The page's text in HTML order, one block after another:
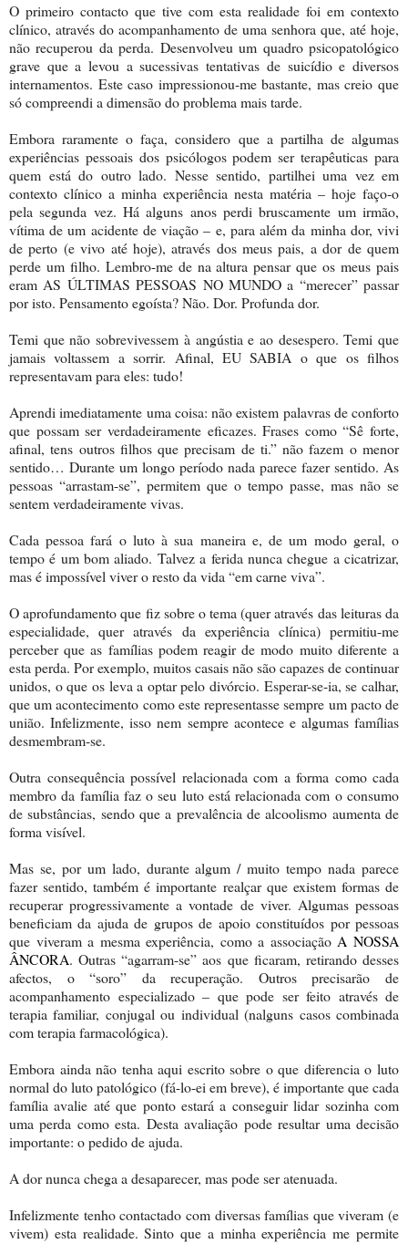
O primeiro contacto que tive com esta realidade foi em contexto
clínico, através do acompanhamento de uma senhora que, até hoje,
não recuperou da perda. Desenvolveu um quadro psicopatológico
grave que a levou a sucessivas tentativas de suicídio e diversos
internamentos. Este caso impressionou-me bastante, mas creio que
só compreendi a dimensão do problema mais tarde.
Embora raramente o faça, considero que a partilha de algumas
experiências pessoais dos psicólogos podem ser terapêuticas para
quem está do outro lado. Nesse sentido, partilhei uma vez em
contexto clínico a minha experiência nesta matéria – hoje faço-o
pela segunda vez. Há alguns anos perdi bruscamente um irmão,
vítima de um acidente de viação – e, para além da minha dor, vivi
de perto (e vivo até hoje), através dos meus pais, a dor de quem
perde um filho. Lembro-me de na altura pensar que os meus pais
eram AS ÚLTIMAS PESSOAS NO MUNDO a “merecer” passar
por isto. Pensamento egoísta? Não. Dor. Profunda dor.
Temi que não sobrevivessem à angústia e ao desespero. Temi que
jamais voltassem a sorrir. Afinal, EU SABIA o que os filhos
representavam para eles: tudo!
Aprendi imediatamente uma coisa: não existem palavras de conforto
que possam ser verdadeiramente eficazes. Frases como “Sê forte,
afinal, tens outros filhos que precisam de ti.” não fazem o menor
sentido… Durante um longo período nada parece fazer sentido. As
pessoas “arrastam-se”, permitem que o tempo passe, mas não se
sentem verdadeiramente vivas.
Cada pessoa fará o luto à sua maneira e, de um modo geral, o
tempo é um bom aliado. Talvez a ferida nunca chegue a cicatrizar,
mas é impossível viver o resto da vida “em carne viva”.
O aprofundamento que fiz sobre o tema (quer através das leituras da
especialidade, quer através da experiência clínica) permitiu-me
perceber que as famílias podem reagir de modo muito diferente a
esta perda. Por exemplo, muitos casais não são capazes de continuar
unidos, o que os leva a optar pelo divórcio. Esperar-se-ia, se calhar,
que um acontecimento como este representasse sempre um pacto de
união. Infelizmente, isso nem sempre acontece e algumas famílias
desmembram-se.
Outra consequência possível relacionada com a forma como cada
membro da família faz o seu luto está relacionada com o consumo
de substâncias, sendo que a prevalência de alcoolismo aumenta de
forma visível.
Mas se, por um lado, durante algum / muito tempo nada parece
fazer sentido, também é importante realçar que existem formas de
recuperar progressivamente a vontade de viver. Algumas pessoas
beneficiam da ajuda de grupos de apoio constituídos por pessoas
que viveram a mesma experiência, como a associação A NOSSA
ÂNCORA. Outras “agarram-se” aos que ficaram, retirando desses
afectos, o “soro” da recuperação. Outros precisarão de
acompanhamento especializado – que pode ser feito através de
terapia familiar, conjugal ou individual (nalguns casos combinada
com terapia farmacológica).
Embora ainda não tenha aqui escrito sobre o que diferencia o luto
normal do luto patológico (fá-lo-ei em breve), é importante que cada
família avalie até que ponto estará a conseguir lidar sozinha com
uma perda como esta. Desta avaliação pode resultar uma decisão
importante: o pedido de ajuda.
A dor nunca chega a desaparecer, mas pode ser atenuada.
Infelizmente tenho contactado com diversas famílias que viveram (e
vivem) esta realidade. Sinto que a minha experiência me permite